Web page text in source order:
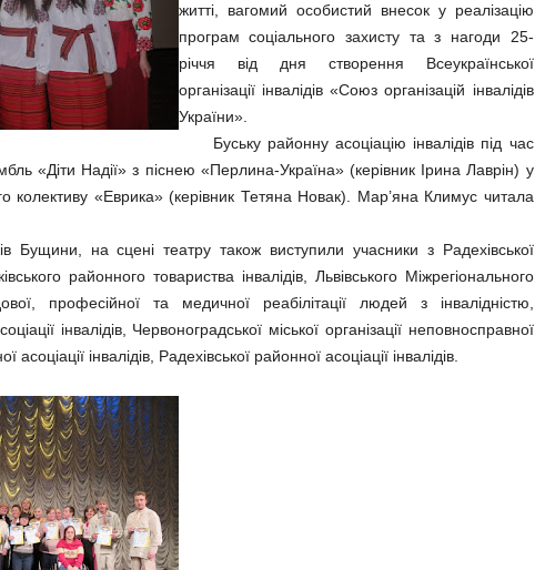
житті, вагомий особистий внесок у реалізацію
програм соціального захисту та з нагоди 25-
річчя від дня створення Всеукраїнської
організації інвалідів «Союз організацій інвалідів
України».
Буську районну асоціацію інвалідів під час
«Діти Надії» з піснею «Перлина-Україна» (керівник Ірина Лаврін) у
колективу «Еврика» (керівник Тетяна Новак). Мар’яна Климус читала
на сцені театру також виступили учасники з Радехівської
районного товариства інвалідів, Львівського Міжрегіонального
професійної та медичної реабілітації людей з інвалідністю,
інвалідів, Червоноградської міської організації неповносправної
інвалідів, Радехівської районної асоціації інвалідів.